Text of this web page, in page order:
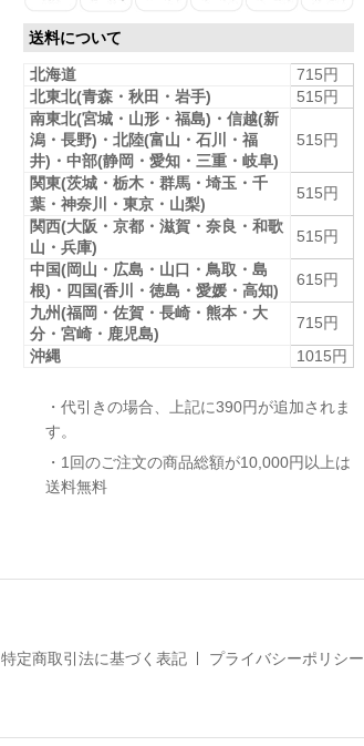
送料について
北海道
715円
北東北(青森・秋田・岩手)
515円
南東北(宮城・山形・福島)・信越(新
潟・長野)・北陸(富山・石川・福
井)・中部(静岡・愛知・三重・岐阜)
515円
関東(茨城・栃木・群馬・埼玉・千
葉・神奈川・東京・山梨)
515円
関西(大阪・京都・滋賀・奈良・和歌
山・兵庫)
515円
中国(岡山・広島・山口・鳥取・島
根)・四国(香川・徳島・愛媛・高知)
615円
九州(福岡・佐賀・長崎・熊本・大
分・宮崎・鹿児島)
715円
沖縄
1015円
・代引きの場合、上記に390円が追加されま
す。
・1回のご注文の商品総額が10,000円以上は
送料無料
特定商取引法に基づく表記 プライバシーポリシー